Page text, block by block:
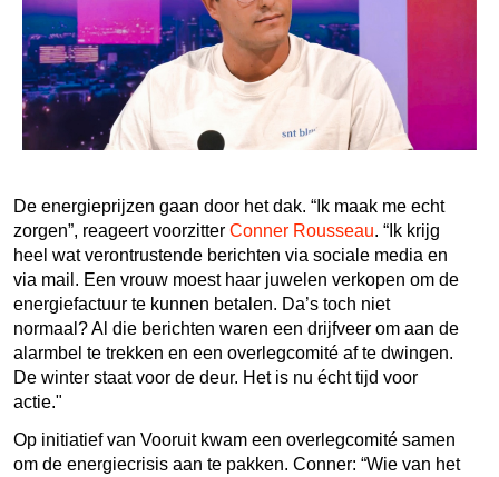
De energieprijzen gaan door het dak. “Ik maak me echt
zorgen”, reageert voorzitter Conner Rousseau. “Ik krijg
heel wat verontrustende berichten via sociale media en
via mail. Een vrouw moest haar juwelen verkopen om de
energiefactuur te kunnen betalen. Da’s toch niet
normaal? Al die berichten waren een drijfveer om aan de
alarmbel te trekken en een overlegcomité af te dwingen.
De winter staat voor de deur. Het is nu écht tijd voor
actie."
Op initiatief van Vooruit kwam een overlegcomité samen
om de energiecrisis aan te pakken. Conner: “Wie van het